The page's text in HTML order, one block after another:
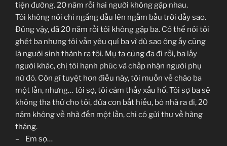
tiện đường. 20 năm rồi hai người không gặp nhau.
Tôi không nói chỉ ngẩng đầu lên ngắm bầu trời đầy sao.
Đúng vậy, đã 20 năm rồi tôi không gặp ba. Có thể nói tôi
ghét ba nhưng tôi vẫn yêu quí ba vì dù sao ông ấy cũng
là người sinh thành ra tôi. Mụ ta cũng đã đi rồi, ba lấy
người khác, chị tôi hạnh phúc và chấp nhận người phụ
nữ đó. Còn gì tuyệt hơn điều này, tôi muốn về chào ba
một lần, nhưng… tôi sợ, tôi cảm thấy xấu hổ. Tôi sợ ba sẽ
không tha thứ cho tôi, đứa con bất hiếu, bỏ nhà ra đi, 20
năm không về nhà đến một lần, chỉ có gửi thư về hàng
tháng.
– Em sợ…